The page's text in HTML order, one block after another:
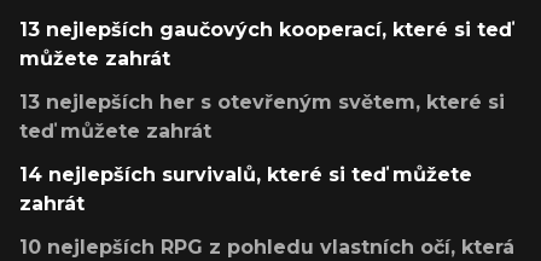
13 nejlepších gaučových kooperací, které si teď
můžete zahrát
13 nejlepších her s otevřeným světem, které si
teď můžete zahrát
14 nejlepších survivalů, které si teď můžete
zahrát
10 nejlepších RPG z pohledu vlastních očí, která